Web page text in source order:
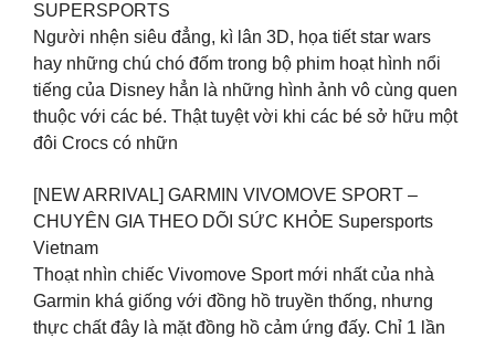
SUPERSPORTS
Người nhện siêu đẳng, kì lân 3D, họa tiết star wars
hay những chú chó đốm trong bộ phim hoạt hình nổi
tiếng của Disney hẳn là những hình ảnh vô cùng quen
thuộc với các bé. Thật tuyệt vời khi các bé sở hữu một
đôi Crocs có nhữn
[NEW ARRIVAL] GARMIN VIVOMOVE SPORT –
CHUYÊN GIA THEO DÕI SỨC KHỎE Supersports
Vietnam
Thoạt nhìn chiếc Vivomove Sport mới nhất của nhà
Garmin khá giống với đồng hồ truyền thống, nhưng
thực chất đây là mặt đồng hồ cảm ứng đấy. Chỉ 1 lần